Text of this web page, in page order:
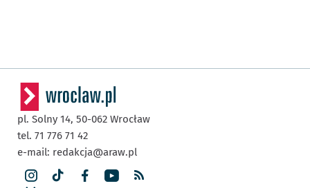
pl. Solny 14, 50-062 Wrocław
tel. 71 776 71 42
e-mail: redakcja@araw.pl